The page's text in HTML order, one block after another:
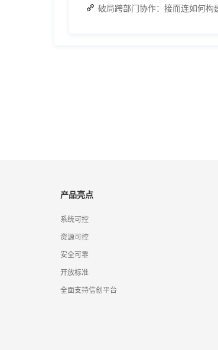
产品亮点
系统可控
资源可控
安全可靠
开放标准
全面支持信创平台